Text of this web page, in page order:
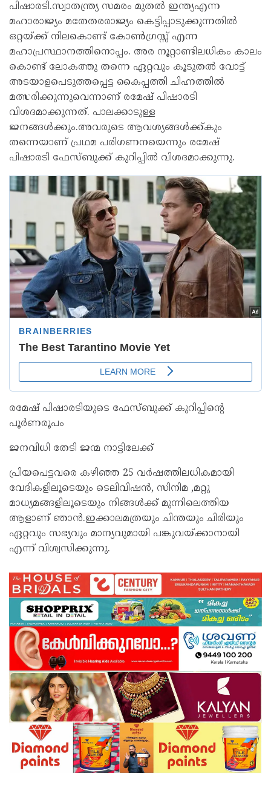
പിഷാരടി.സ്വാതന്ത്ര്യ സമരം മുതൽ ഇന്ത്യഎന്ന
മഹാരാജ്യം മതേതരരാജ്യം കെട്ടിപ്പാടുക്കുന്നതിൽ
ഒറ്റയ്ക്ക് നിലകൊണ്ട് കോൺഗ്രസ്സ് എന്ന
മഹാപ്രസ്ഥാനത്തിനൊപ്പം. അര നൂറ്റാണ്ടിലധികം കാലം
കൊണ്ട് ലോകത്തു തന്നെ ഏറ്റവും കൂടുതൽ വോട്ട്
അടയാളപെടുത്തപ്പെട്ട കൈപ്പത്തി ചിഹ്നത്തിൽ
മത്സരിക്കുന്നുവെന്നാണ് രമേഷ് പിഷാരടി
വിശദമാക്കുന്നത്. പാലക്കാടുള്ള
ജനങ്ങൾക്കും.അവരുടെ ആവശ്യങ്ങൾക്ക്കും
തന്നെയാണ് പ്രഥമ പരിഗണനയെന്നും രമേഷ്
പിഷാരടി ഫേസ്ബുക്ക് കുറിപ്പിൽ വിശദമാക്കുന്നു.
രമേഷ് പിഷാരടിയുടെ ഫേസ്ബുക്ക് കുറിപ്പിന്റെ
പൂർണരൂപം
ജനവിധി തേടി ജന്മ നാട്ടിലേക്ക്
പ്രിയപെട്ടവരെ കഴിഞ്ഞ 25 വർഷത്തിലധികമായി
വേദികളിലൂടെയും ടെലിവിഷൻ, സിനിമ ,മറ്റു
മാധ്യമങ്ങളിലൂടെയും നിങ്ങൾക്ക് മുന്നിലെത്തിയ
ആളാണ് ഞാൻ.ഇക്കാലമത്രയും ചിന്തയും ചിരിയും
ഏറ്റവും സഭ്യവും മാന്യവുമായി പങ്കുവയ്ക്കാനായി
എന്ന് വിശ്വസിക്കുന്നു.